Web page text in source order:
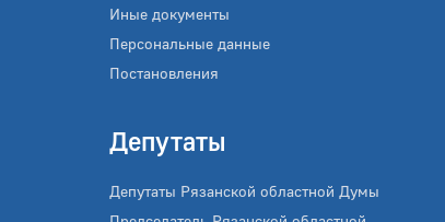
Иные документы
Персональные данные
Постановления
Депутаты
Депутаты Рязанской областной Думы